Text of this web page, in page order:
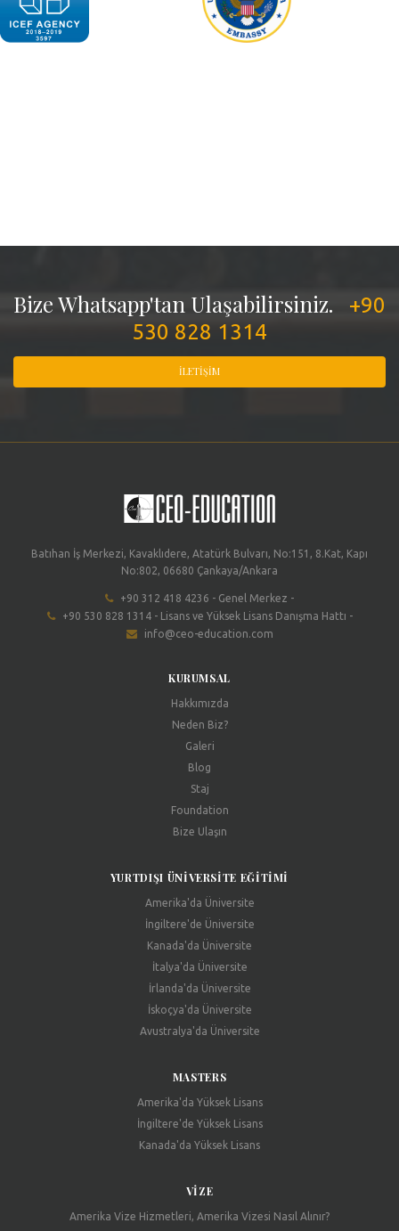
Bize Whatsapp'tan Ulaşabilirsiniz.
+90
530 828 1314
İLETIŞIM
Batıhan İş Merkezi, Kavaklıdere, Atatürk Bulvarı, No:151, 8.Kat, Kapı
No:802, 06680 Çankaya/Ankara
+90 312 418 4236 - Genel Merkez -
+90 530 828 1314 - Lisans ve Yüksek Lisans Danışma Hattı -
info@ceo-education.com
KURUMSAL
Hakkımızda
Neden Biz?
Galeri
Blog
Staj
Foundation
Bize Ulaşın
YURTDIŞI ÜNIVERSITE EĞITIMI
Amerika'da Üniversite
İngiltere'de Üniversite
Kanada'da Üniversite
İtalya'da Üniversite
İrlanda'da Üniversite
İskoçya'da Üniversite
Avustralya'da Üniversite
MASTERS
Amerika'da Yüksek Lisans
İngiltere'de Yüksek Lisans
Kanada'da Yüksek Lisans
VIZE
Amerika Vize Hizmetleri, Amerika Vizesi Nasıl Alınır?